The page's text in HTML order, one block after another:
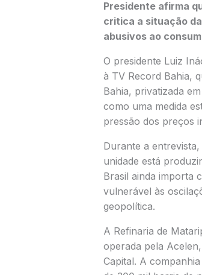
Presidente afirma
critica a situação
abusivos ao
O presidente Luiz
à TV Record Bahia,
Bahia, privatizada
como uma medida
pressão dos preços
Durante a
unidade está
Brasil ainda importa
vulnerável às
geopolítica.
A Refinaria de
operada pela
Capital. A